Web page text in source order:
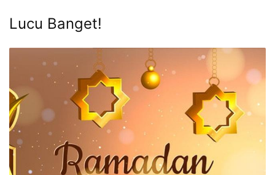
Lucu Banget!